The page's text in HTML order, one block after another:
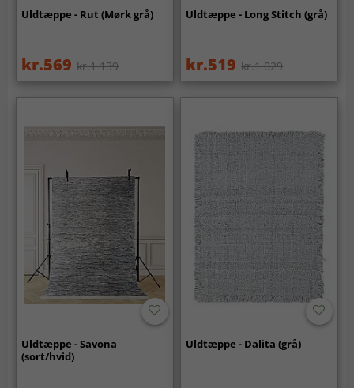
Uldtæppe - Rut (Mørk grå)
kr.569 kr.1 139
Uldtæppe - Long Stitch (grå)
kr.519 kr.1 029
Uldtæppe - Savona
(sort/hvid)
Uldtæppe - Dalita (grå)